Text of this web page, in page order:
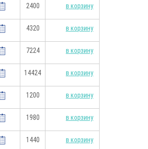
2400 в корзину
4320 в корзину
7224 в корзину
14424 в корзину
1200 в корзину
1980 в корзину
1440 в корзину